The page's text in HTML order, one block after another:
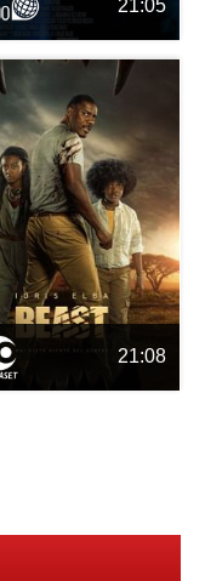
21:05
21:08